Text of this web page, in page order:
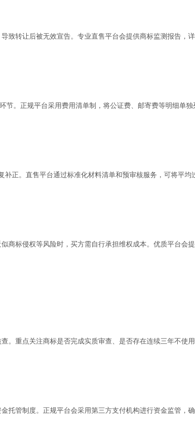
致转让后被无效宣告。专业直售平台会提供商标监测报告，
节。正规平台采用费用清单制，将公证费、邮寄费等明细单独
正。直售平台通过标准化材料清单和预审核服务，可将平均
商标侵权等风险时，买方需自行承担维权成本。优质平台会
。重点关注商标是否完成实质审查、是否存在连续三年不使
托管制度。正规平台会采用第三方支付机构进行资金监管，